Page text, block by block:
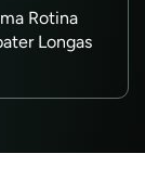
Rotina
Longas